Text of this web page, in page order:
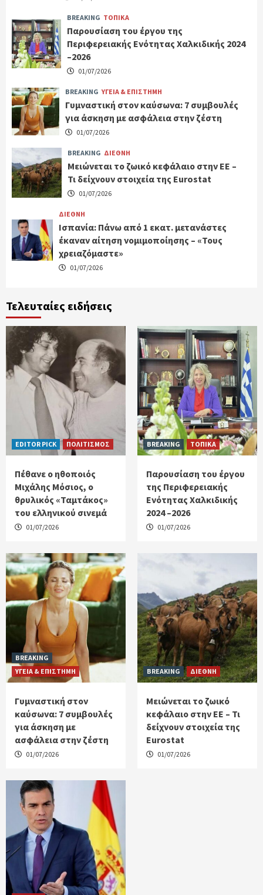
BREAKING ΤΟΠΙΚΑ
Παρουσίαση του έργου της
Περιφερειακής Ενότητας Χαλκιδικής 2024
–2026
01/07/2026
BREAKING ΥΓΕΙΑ & ΕΠΙΣΤΗΜΗ
Γυμναστική στον καύσωνα: 7 συμβουλές
για άσκηση με ασφάλεια στην ζέστη
01/07/2026
BREAKING ΔΙΕΘΝΗ
Μειώνεται το ζωικό κεφάλαιο στην ΕΕ –
Τι δείχνουν στοιχεία της Eurostat
01/07/2026
ΔΙΕΘΝΗ
Ισπανία: Πάνω από 1 εκατ. μετανάστες
έκαναν αίτηση νομιμοποίησης – «Τους
χρειαζόμαστε»
01/07/2026
Τελευταίες ειδήσεις
EDITOR PICK ΠΟΛΙΤΙΣΜΟΣ
Πέθανε ο ηθοποιός
Μιχάλης Μόσιος, ο
θρυλικός «Ταμτάκος»
του ελληνικού σινεμά
01/07/2026
BREAKING ΤΟΠΙΚΑ
Παρουσίαση του έργου
της Περιφερειακής
Ενότητας Χαλκιδικής
2024 –2026
01/07/2026
BREAKING
ΥΓΕΙΑ & ΕΠΙΣΤΗΜΗ
Γυμναστική στον
καύσωνα: 7 συμβουλές
για άσκηση με
ασφάλεια στην ζέστη
01/07/2026
BREAKING ΔΙΕΘΝΗ
Μειώνεται το ζωικό
κεφάλαιο στην ΕΕ – Τι
δείχνουν στοιχεία της
Eurostat
01/07/2026